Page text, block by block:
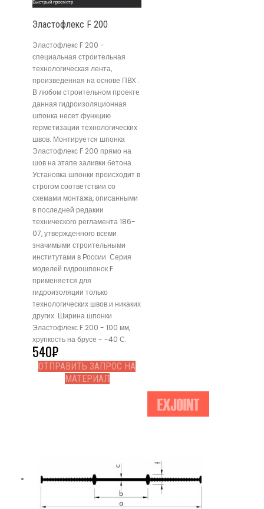
Быстрый просмотр
Эластофлекс F 200
Эластофлекс F 200 -
специальная строительная
технологическая лента,
произведенная на основе ПВХ .
В любом строительном проекте
данная гидроизоляционная
шпонка несет функцию
герметизации технологических
швов. Монтируется шпонка
Эластофлекс F 200 прямо на
шов на этапе заливки бетона.
Установка шпонки происходит в
строгом соответствии со
схемами монтажа, описанными
в последней редакии
технического регламента 186-
07, утвержденного всеми
значимыми строительными
институтами в России. Серия
моделей гидрошпонок F
применяется для
гидроизоляции только
технологических швов и никаких
других. Ширина шпонки
Эластофлекс F 200 - 100 мм,
хрупкость на брусе - -40 С.
540₽
ОТПРАВИТЬ ЗАПРОС НА
МАТЕРИАЛ